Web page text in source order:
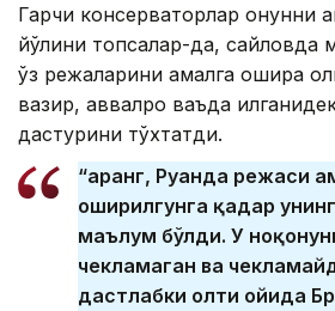
Гарчи консерваторлар қонунни
йўлини топсалар-да, сайловда
ўз режаларини амалга ошира
вазир, аввалроқ ваъда
дастурини тўхтатди.
“Қаранг, Руанда режаси
оширилгунга қадар
маълум бўлди. У
чекламаган ва
дастлабки олти ойида